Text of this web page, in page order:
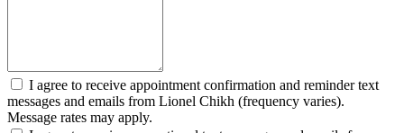
I agree to receive appointment confirmation and reminder text
messages and emails from Lionel Chikh (frequency varies).
Message rates may apply.